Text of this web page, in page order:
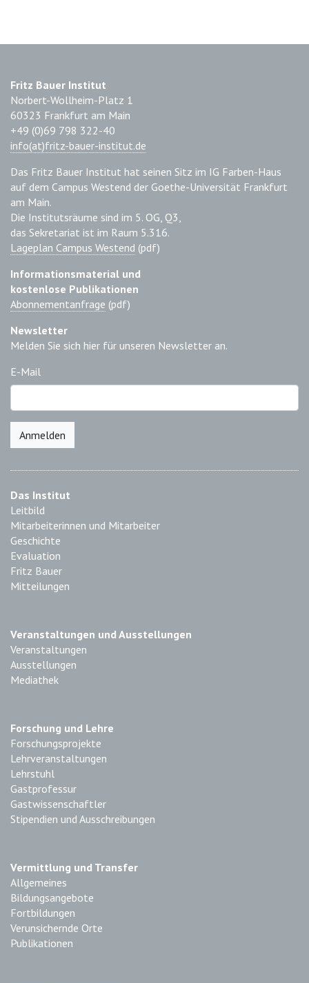
Fritz Bauer Institut
Norbert-Wollheim-Platz 1
60323 Frankfurt am Main
+49 (0)69 798 322-40
info(at)fritz-bauer-institut.de
Das Fritz Bauer Institut hat seinen Sitz im IG Farben-Haus
auf dem Campus Westend der Goethe-Universität Frankfurt
am Main.
Die Institutsräume sind im 5. OG, Q3,
das Sekretariat ist im Raum 5.316.
Lageplan Campus Westend (pdf)
Informationsmaterial und
kostenlose Publikationen
Abonnementanfrage (pdf)
Newsletter
Melden Sie sich hier für unseren Newsletter an.
E-Mail
Anmelden
Das Institut
Leitbild
Mitarbeiterinnen und Mitarbeiter
Geschichte
Evaluation
Fritz Bauer
Mitteilungen
Veranstaltungen und Ausstellungen
Veranstaltungen
Ausstellungen
Mediathek
Forschung und Lehre
Forschungsprojekte
Lehrveranstaltungen
Lehrstuhl
Gastprofessur
Gastwissenschaftler
Stipendien und Ausschreibungen
Vermittlung und Transfer
Allgemeines
Bildungsangebote
Fortbildungen
Verunsichernde Orte
Publikationen